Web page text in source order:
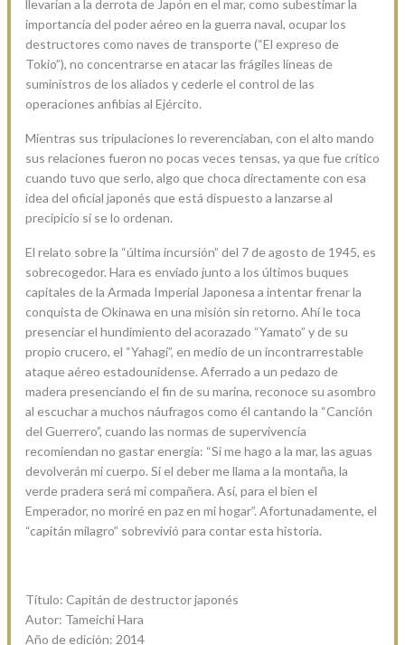
llevarían a la derrota de Japón en el mar, como subestimar la
importancia del poder aéreo en la guerra naval, ocupar los
destructores como naves de transporte (“El expreso de
Tokio”), no concentrarse en atacar las frágiles líneas de
suministros de los aliados y cederle el control de las
operaciones anfibias al Ejército.
Mientras sus tripulaciones lo reverenciaban, con el alto mando
sus relaciones fueron no pocas veces tensas, ya que fue crítico
cuando tuvo que serlo, algo que choca directamente con esa
idea del oficial japonés que está dispuesto a lanzarse al
precipicio si se lo ordenan.
El relato sobre la “última incursión” del 7 de agosto de 1945, es
sobrecogedor. Hara es enviado junto a los últimos buques
capitales de la Armada Imperial Japonesa a intentar frenar la
conquista de Okinawa en una misión sin retorno. Ahí le toca
presenciar el hundimiento del acorazado “Yamato” y de su
propio crucero, el “Yahagi”, en medio de un incontrarrestable
ataque aéreo estadounidense. Aferrado a un pedazo de
madera presenciando el fin de su marina, reconoce su asombro
al escuchar a muchos náufragos como él cantando la “Canción
del Guerrero”, cuando las normas de supervivencia
recomiendan no gastar energía: “Si me hago a la mar, las aguas
devolverán mi cuerpo. Si el deber me llama a la montaña, la
verde pradera será mi compañera. Así, para el bien el
Emperador, no moriré en paz en mi hogar”. Afortunadamente, el
“capitán milagro” sobrevivió para contar esta historia.
Título: Capitán de destructor japonés
Autor: Tameichi Hara
Año de edición: 2014